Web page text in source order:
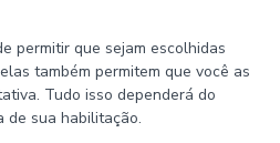
permitir que sejam escolhidas
também permitem que você as
Tudo isso dependerá do
de sua habilitação.